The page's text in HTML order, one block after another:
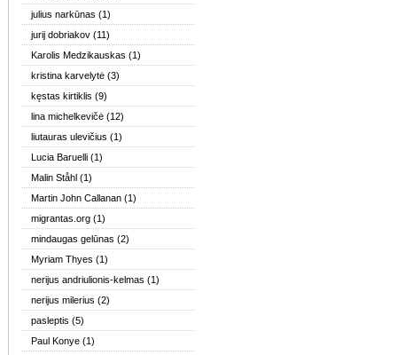
julius narkūnas (1)
jurij dobriakov (11)
Karolis Medzikauskas (1)
kristina karvelytė (3)
kęstas kirtiklis (9)
lina michelkevičė (12)
liutauras ulevičius (1)
Lucia Baruelli (1)
Malin Ståhl (1)
Martin John Callanan (1)
migrantas.org (1)
mindaugas gelūnas (2)
Myriam Thyes (1)
nerijus andriulionis-kelmas (1)
nerijus milerius (2)
pasleptis (5)
Paul Konye (1)